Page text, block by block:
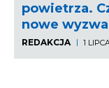
powietrza.
nowe
REDAKCJA 1